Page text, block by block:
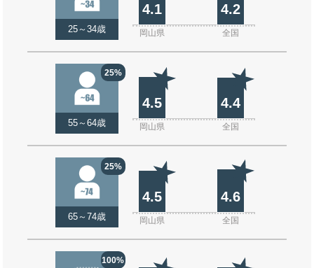
25～34歳
4.1 4.2
岡山県 全国
25%
55～64歳
4.5 4.4
岡山県 全国
25%
65～74歳
4.5 4.6
岡山県 全国
100%